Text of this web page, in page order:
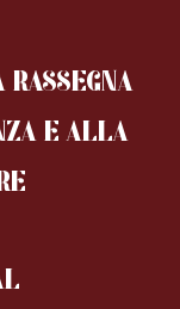
E ALLA